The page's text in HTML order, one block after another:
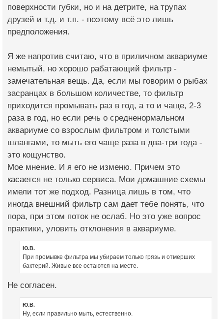
поверхности губки, но и на детрите, на трупах
друзей и т.д. и т.п. - поэтому всё это лишь
предположения.
Я же напротив считаю, что в приличном аквариуме
немытый, но хорошо рабатающий фильтр -
замечательная вещь. Да, если мы говорим о рыбах
засранцах в большом количестве, то фильтр
приходится промывать раз в год, а то и чаще, 2-3
раза в год, но если речь о средненормальном
аквариуме со взрослым фильтром и толстыми
шлангами, то мыть его чаще раза в два-три года -
это кощунство.
Мое мнение. И я его не изменю. Причем это
касается не только сервиса. Мои домашние схемы
имели тот же подход. Разница лишь в том, что
иногда внешний фильтр сам дает тебе понять, что
пора, при этом поток не ослаб. Но это уже вопрос
практики, уловить отклонения в аквариуме.
Ю.В.
При промывке фильтра мы убираем только грязь и отмерших
бактерий. Живые все остаются на месте.
Не согласен.
Ю.В.
Ну, если правильно мыть, естественно.